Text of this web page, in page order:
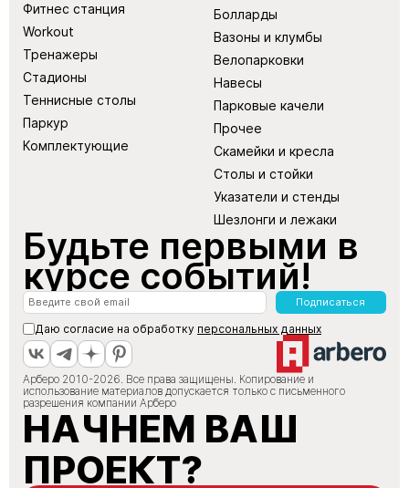
Фитнес станция
Workout
Тренажеры
Стадионы
Теннисные столы
Паркур
Комплектующие
Болларды
Вазоны и клумбы
Велопарковки
Навесы
Парковые качели
Прочее
Скамейки и кресла
Столы и стойки
Указатели и стенды
Шезлонги и лежаки
Будьте первыми в
курсе событий!
Подписаться
Даю согласие на обработку персональных данных
Арберо 2010-2026. Все права защищены. Копирование и
использование материалов допускается только с письменного
разрешения компании Арберо
НАЧНЕМ ВАШ
ПРОЕКТ?